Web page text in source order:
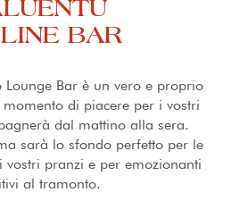
BAR
Lounge Bar è un vero e proprio
di piacere per i vostri
dal mattino alla sera.
sarà lo sfondo perfetto per le
vostri pranzi e per emozionanti
al tramonto.